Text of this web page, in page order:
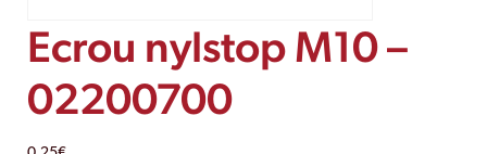
Ecrou nylstop M10 –
02200700